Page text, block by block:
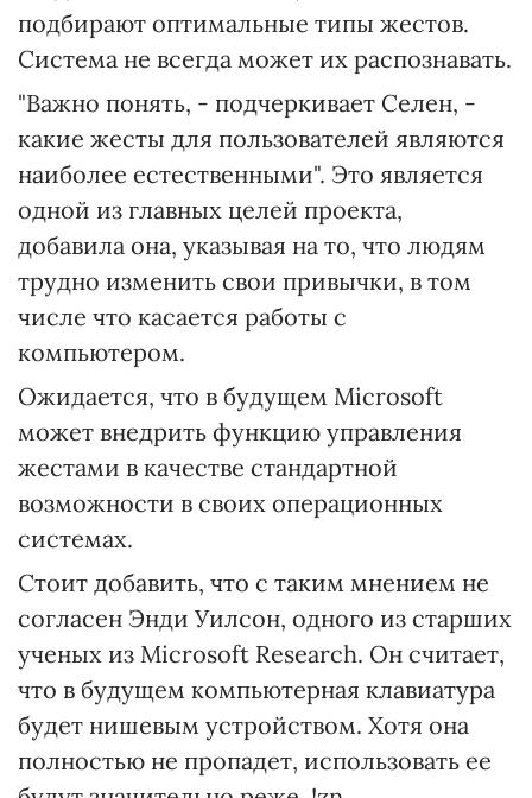
подбирают оптимальные типы жестов.
Система не всегда может их распознавать.
"Важно понять, - подчеркивает Селен, -
какие жесты для пользователей являются
наиболее естественными". Это является
одной из главных целей проекта,
добавила она, указывая на то, что людям
трудно изменить свои привычки, в том
числе что касается работы с
компьютером.
Ожидается, что в будущем Microsoft
может внедрить функцию управления
жестами в качестве стандартной
возможности в своих операционных
системах.
Стоит добавить, что с таким мнением не
согласен Энди Уилсон, одного из старших
ученых из Microsoft Research. Он считает,
что в будущем компьютерная клавиатура
будет нишевым устройством. Хотя она
полностью не пропадет, использовать ее